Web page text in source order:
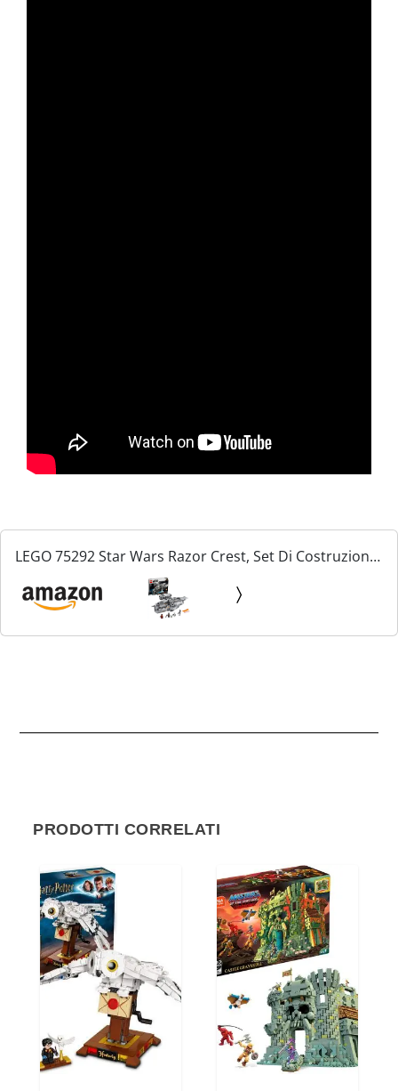
LEGO 75292 Star Wars Razor Crest, Set Di Costruzioni
Astronave Giocattolo Con Minifigure Del Mandaloriano
E Baby Yoda E Figura Del Droide IG-11, Idea Regalo...
PRODOTTI CORRELATI